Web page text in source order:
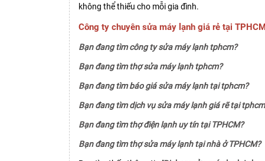
không thể thiếu cho mỗi gia đình.
Công ty chuyên sửa máy lạnh giá rẻ tại
Bạn đang tìm công ty sửa máy lạnh tphcm?
Bạn đang tìm thợ sửa máy lạnh tphcm?
Bạn đang tìm báo giá sửa máy lạnh tại tphcm?
Bạn đang tìm dịch vụ sửa máy lạnh giá rẽ tại
Bạn đang tìm thợ điện lạnh uy tín tại TPHCM?
Bạn đang tìm thợ sửa máy lạnh tại nhà ở TPHCM?